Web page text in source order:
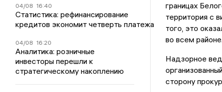
04/08 16:40
Статистика: рефинансирование
кредитов экономит четверть платежа
04/08 16:20
Аналитика: розничные
инвесторы перешли к
стратегическому накоплению
границах
территория с
того, это
во всем районе.
Надзорное
сторону